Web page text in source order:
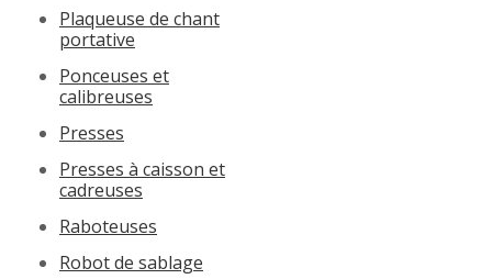
Plaqueuse de chant
portative
Ponceuses et
calibreuses
Presses
Presses à caisson et
cadreuses
Raboteuses
Robot de sablage